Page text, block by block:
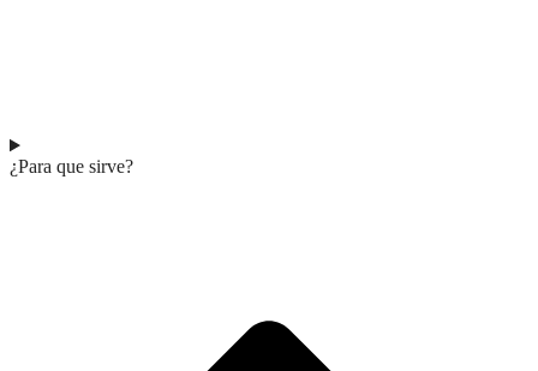
¿Para que sirve?